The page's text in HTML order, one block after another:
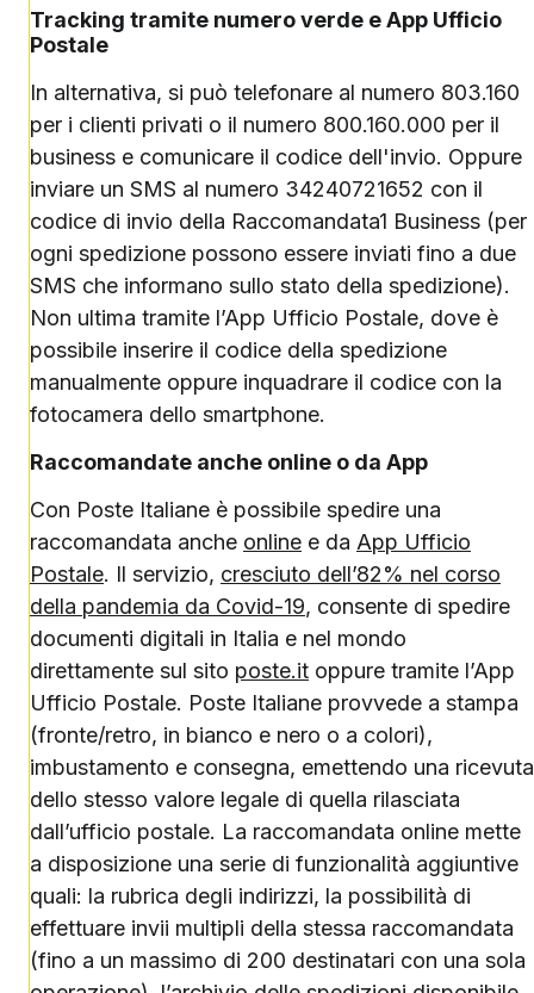
Tracking tramite numero verde e App Ufficio
Postale
In alternativa, si può telefonare al numero 803.160
per i clienti privati o il numero 800.160.000 per il
business e comunicare il codice dell'invio. Oppure
inviare un SMS al numero 34240721652 con il
codice di invio della Raccomandata1 Business (per
ogni spedizione possono essere inviati fino a due
SMS che informano sullo stato della spedizione).
Non ultima tramite l’App Ufficio Postale, dove è
possibile inserire il codice della spedizione
manualmente oppure inquadrare il codice con la
fotocamera dello smartphone.
Raccomandate anche online o da App
Con Poste Italiane è possibile spedire una
raccomandata anche online e da App Ufficio
Postale. Il servizio, cresciuto dell’82% nel corso
della pandemia da Covid-19, consente di spedire
documenti digitali in Italia e nel mondo
direttamente sul sito poste.it oppure tramite l’App
Ufficio Postale. Poste Italiane provvede a stampa
(fronte/retro, in bianco e nero o a colori),
imbustamento e consegna, emettendo una ricevuta
dello stesso valore legale di quella rilasciata
dall’ufficio postale. La raccomandata online mette
a disposizione una serie di funzionalità aggiuntive
quali: la rubrica degli indirizzi, la possibilità di
effettuare invii multipli della stessa raccomandata
(fino a un massimo di 200 destinatari con una sola